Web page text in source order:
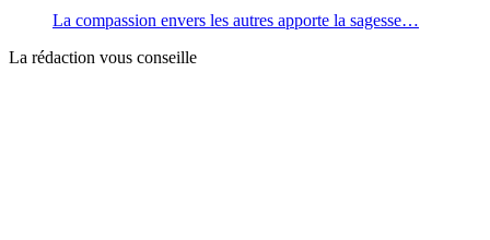
La compassion envers les autres apporte la sagesse…
La rédaction vous conseille